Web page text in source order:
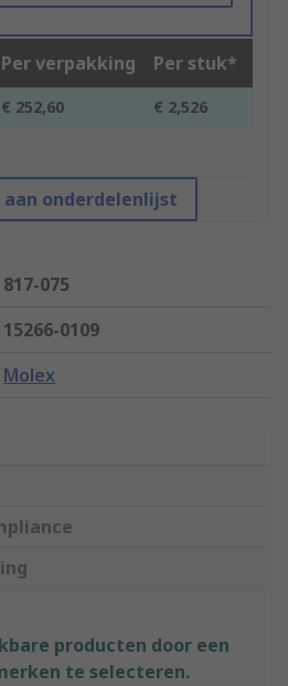
Per verpakking Per stuk*
€ 252,60 € 2,526
aan onderdelenlijst
817-075
15266-0109
Molex
producten door een
te selecteren.